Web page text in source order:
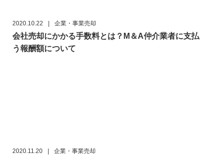
2020.10.22 | 企業・事業売却
会社売却にかかる手数料とは？M＆A仲介業者に支払
う報酬額について
2020.11.20 | 企業・事業売却